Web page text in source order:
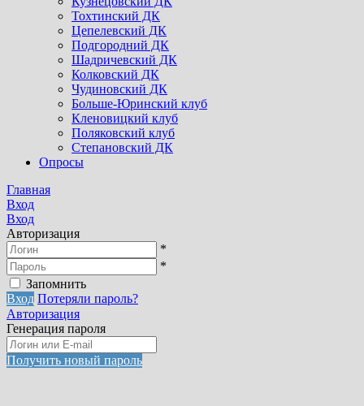
Тохтинский ДК
Цепелевский ДК
Подгородний ДК
Шадричевский ДК
Колковский ДК
Чудиновский ДК
Больше-Юринский клуб
Кленовицкий клуб
Поляковский клуб
Степановский ДК
Опросы
Главная
Вход
Вход
Авторизация
*
*
Запомнить
Вход Потеряли пароль?
Авторизация
Генерация пароля
Получить новый пароль